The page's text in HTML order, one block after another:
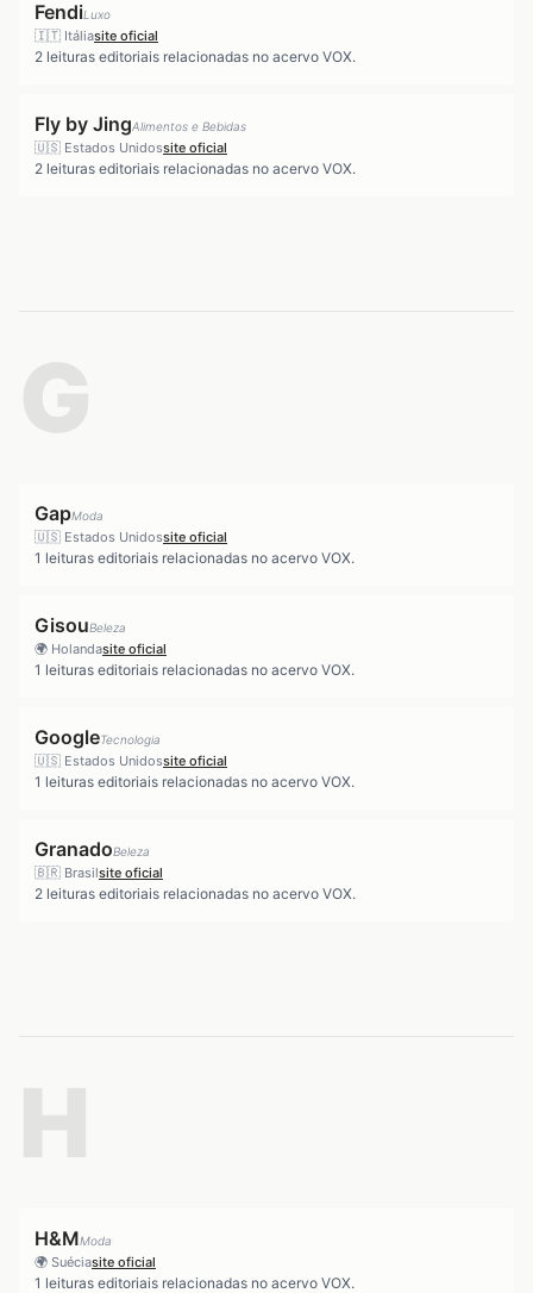
FendiLuxo
🇮🇹 Itáliasite oficial
2 leituras editoriais relacionadas no acervo VOX.
Fly by JingAlimentos e Bebidas
🇺🇸 Estados Unidossite oficial
2 leituras editoriais relacionadas no acervo VOX.
GapModa
🇺🇸 Estados Unidossite oficial
1 leituras editoriais relacionadas no acervo VOX.
GisouBeleza
🌍 Holandasite oficial
1 leituras editoriais relacionadas no acervo VOX.
GoogleTecnologia
🇺🇸 Estados Unidossite oficial
1 leituras editoriais relacionadas no acervo VOX.
GranadoBeleza
🇧🇷 Brasilsite oficial
2 leituras editoriais relacionadas no acervo VOX.
H&MModa
🌍 Suéciasite oficial
1 leituras editoriais relacionadas no acervo VOX.